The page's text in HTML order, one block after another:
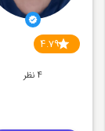
4.79
4 نظر